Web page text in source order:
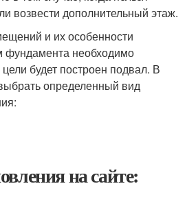
возвести дополнительный этаж.
и их особенности
фундамента необходимо
будет построен подвал. В
определенный вид
на сайте: